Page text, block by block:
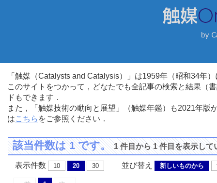
「触媒（Catalysts and Catalysis）」は1959年（昭和34年
このサイトをつかって，どなたでも全記事の検索と結果（
ドもできます．
また，「触媒技術の動向と展望」（触媒年鑑）も2021年
はこちら をご参照ください．
該当件数は 1 です。1 件目から 1 件目を表示して
表示件数 10 20 30 並び替え 新しいものから